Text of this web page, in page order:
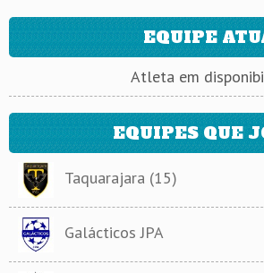
EQUIPE
Atleta em
EQUIPES QUE
Taquarajara (15)
Galácticos JPA